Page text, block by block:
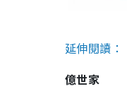
延伸閱讀
億世家